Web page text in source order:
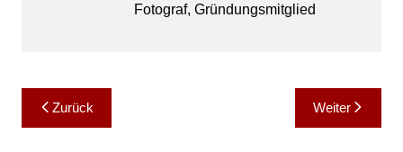
Fotograf, Gründungsmitglied
Beitragsnavigation
Zurück Weiter